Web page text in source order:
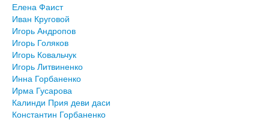
Елена Фаист
Иван Круговой
Игорь Андропов
Игорь Голяков
Игорь Ковальчук
Игорь Литвиненко
Инна Горбаненко
Ирма Гусарова
Калинди Прия деви даси
Константин Горбаненко